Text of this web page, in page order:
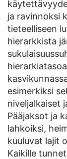
ja ravinnoksi
tieteelliseen
hierarkkista
esimerkiksi
niveljalkaiset
Pääjaksot ja
lahkoiksi,
kuuluvat lajit
Kaikille